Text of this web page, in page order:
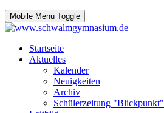
Mobile Menu Toggle
Startseite
Aktuelles
Kalender
Neuigkeiten
Archiv
Schülerzeitung "Blickpunkt"